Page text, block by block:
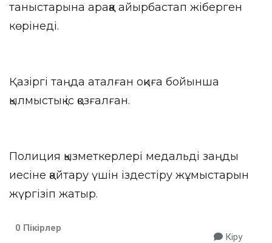
таныстарына араққа айырбастап жіберген
көрінеді.
Қазіргі таңда аталған оқиға бойынша
қылмыстық іс қозғалған.
Полиция қызметкерлері медальді заңды
иесіне қайтару үшін іздестіру жұмыстарын
жүргізіп жатыр.
0 Пікірлер
Кіру